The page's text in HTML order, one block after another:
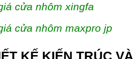
cửa nhôm xingfa
cửa nhôm maxpro jp
KẾ KIẾN TRÚC